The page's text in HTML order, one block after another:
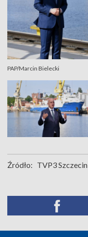
PAP/Marcin Bielecki
Źródło: TVP3 Szczecin